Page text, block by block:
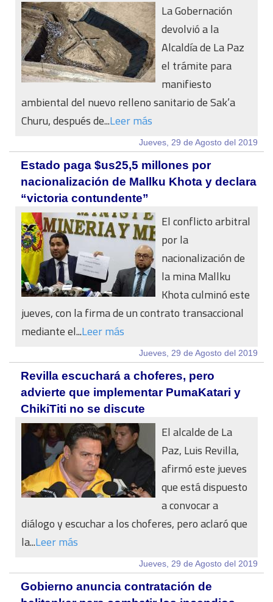
La Gobernación
devolvió a la
Alcaldía de La Paz
el trámite para
manifiesto
ambiental del nuevo relleno sanitario de Sak’a
Churu, después de...Leer más
Jueves, 29 de Agosto del 2019
Estado paga $us25,5 millones por
nacionalización de Mallku Khota y declara
“victoria contundente”
El conflicto arbitral
por la
nacionalización de
la mina Mallku
Khota culminó este
jueves, con la firma de un contrato transaccional
mediante el...Leer más
Jueves, 29 de Agosto del 2019
Revilla escuchará a choferes, pero
advierte que implementar PumaKatari y
ChikiTiti no se discute
El alcalde de La
Paz, Luis Revilla,
afirmó este jueves
que está dispuesto
a convocar a
diálogo y escuchar a los choferes, pero aclaró que
la...Leer más
Jueves, 29 de Agosto del 2019
Gobierno anuncia contratación de